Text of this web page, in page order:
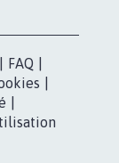
FAQ